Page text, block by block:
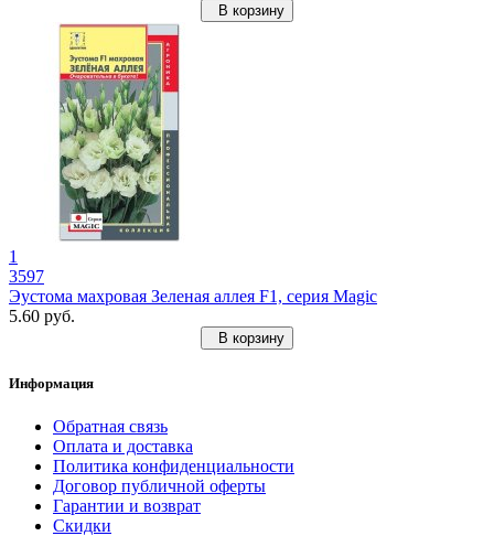
В корзину
1
3597
Эустома махровая Зеленая аллея F1, серия Magic
5.60 руб.
В корзину
Информация
Обратная связь
Оплата и доставка
Политика конфиденциальности
Договор публичной оферты
Гарантии и возврат
Скидки